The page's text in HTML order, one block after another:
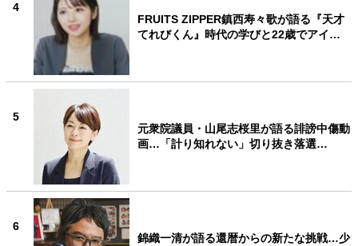
4
FRUITS ZIPPER鎮西寿々歌が語る『天才
てれびくん』時代の学びと22歳でアイ…
5
元衆院議員・山尾志桜里が語る誹謗中傷動
画…「計り知れない」切り抜き落選…
6
錦織一清が語る還暦からの新たな挑戦…少